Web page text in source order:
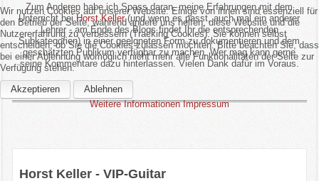
Zum Anderen habe ich Spass daran, meine Erfahrungen mit dem
Unterricht bei Horst Keller(und wenn es passt, auch mal ein anderer
Lehrer - am Ende des Blogs findet Ihr die entsprechenden
Subkategorien) in einer geeigneten Form zu dokumentieren und dem
geschätzten Publikum verfügbar zu machen. Wer mag kann gerne
seine Kommentare dazu hinterlassen. Vielen Dank dafür im Voraus.
Horst Keller - VIP-Guitar
Wir nutzen Cookies auf unserer Website. Einige von ihnen sind essenziell für
den Betrieb der Seite, während andere uns helfen, diese Website und die
Nutzererfahrung zu verbessern (Tracking Cookies). Sie können selbst
entscheiden, ob Sie die Cookies zulassen möchten. Bitte beachten Sie, dass
bei einer Ablehnung womöglich nicht mehr alle Funktionalitäten der Seite zur
Verfügung stehen.
Akzeptieren
Ablehnen
Weitere Informationen Impressum